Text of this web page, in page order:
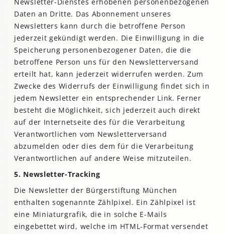
Daten an Dritte. Das Abonnement unseres
Newsletters kann durch die betroffene Person
jederzeit gekündigt werden. Die Einwilligung in die
Speicherung personenbezogener Daten, die die
betroffene Person uns für den Newsletterversand
erteilt hat, kann jederzeit widerrufen werden. Zum
Zwecke des Widerrufs der Einwilligung findet sich in
jedem Newsletter ein entsprechender Link. Ferner
besteht die Möglichkeit, sich jederzeit auch direkt
auf der Internetseite des für die Verarbeitung
Verantwortlichen vom Newsletterversand
abzumelden oder dies dem für die Verarbeitung
Verantwortlichen auf andere Weise mitzuteilen.
5. Newsletter-Tracking
Die Newsletter der Bürgerstiftung München
enthalten sogenannte Zählpixel. Ein Zählpixel ist
eine Miniaturgrafik, die in solche E-Mails
eingebettet wird, welche im HTML-Format versendet